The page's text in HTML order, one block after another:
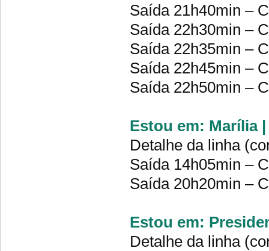
Saída 21h40min –
Saída 22h30min –
Saída 22h35min –
Saída 22h45min –
Saída 22h50min –
Estou em: Marília
Detalhe da linha
Saída 14h05min –
Saída 20h20min –
Estou em:
Detalhe da linha